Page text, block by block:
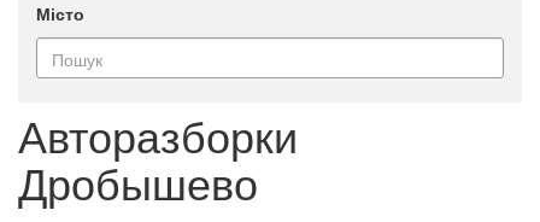
Місто
Авторазборки
Дробышево